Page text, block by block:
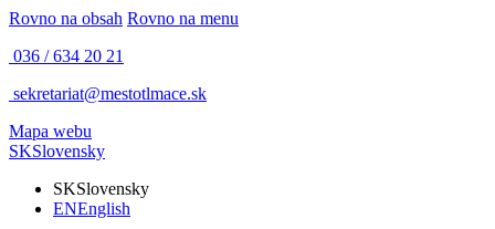
Rovno na obsah Rovno na menu
036 / 634 20 21
sekretariat@mestotlmace.sk
Mapa webu
SKSlovensky
SKSlovensky
ENEnglish